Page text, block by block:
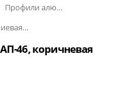
Профили алюминиевые с резиновой вставкой
Алюминиевая Полоса с резиновой вставкой АП-46
46, коричневая